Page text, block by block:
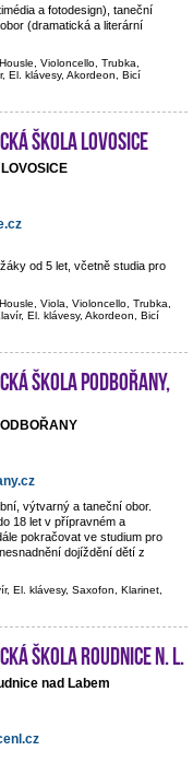
a fotodesign), taneční
(dramatická a literární
Violoncello, Trubka,
El. klávesy, Akordeon, Bicí
škola Lovosice
od 5 let, včetně studia pro
Viola, Violoncello, Trubka,
El. klávesy, Akordeon, Bicí
škola Podbořany,
výtvarný a taneční obor.
18 let v přípravném a
pokračovat ve studium pro
dojíždění dětí z
El. klávesy, Saxofon, Klarinet,
škola Roudnice n. L.
nad Labem